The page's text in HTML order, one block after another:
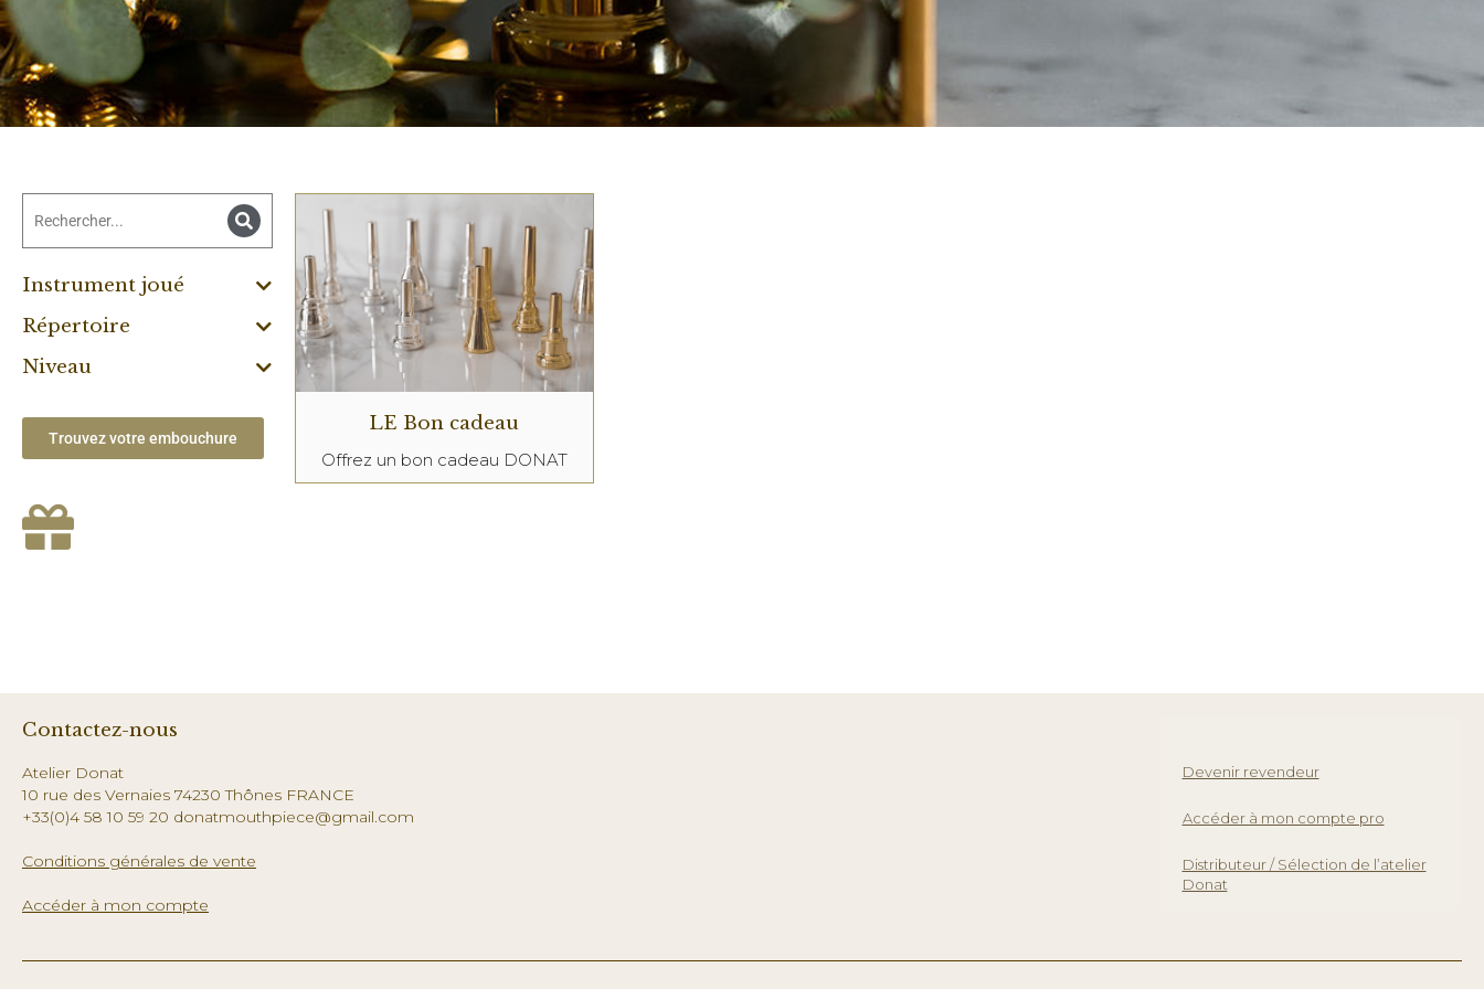
Instrument joué
Répertoire
Niveau
Trouvez votre embouchure
LE Bon cadeau
Offrez un bon cadeau DONAT
Contactez-nous
Atelier Donat
10 rue des Vernaies 74230 Thônes FRANCE
+33(0)4 58 10 59 20 donatmouthpiece@gmail.com
Conditions générales de vente
Accéder à mon compte
Devenir revendeur
Accéder à mon compte pro
Distributeur / Sélection de l’atelier
Donat